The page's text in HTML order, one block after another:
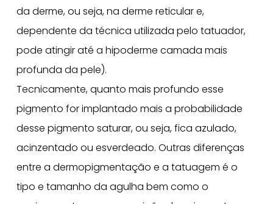
da derme, ou seja, na derme reticular e,
dependente da técnica utilizada pelo tatuador,
pode atingir até a hipoderme camada mais
profunda da pele).
Tecnicamente, quanto mais profundo esse
pigmento for implantado mais a probabilidade
desse pigmento saturar, ou seja, fica azulado,
acinzentado ou esverdeado. Outras diferenças
entre a dermopigmentação e a tatuagem é o
tipo e tamanho da agulha bem como o